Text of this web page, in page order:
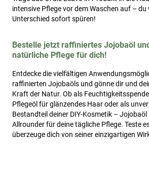
intensive Pflege vor dem Waschen auf – du
Unterschied sofort spüren!
Bestelle jetzt raffiniertes Jojobaöl
natürliche Pflege für dich!
Entdecke die vielfältigen
raffinierten Jojobaöls und gönne dir und
Kraft der Natur. Ob als
Pflegeöl für glänzendes Haar oder als
Bestandteil deiner DIY-Kosmetik –
Allrounder für deine tägliche Pflege. Teste
überzeuge dich von seiner einzigartigen